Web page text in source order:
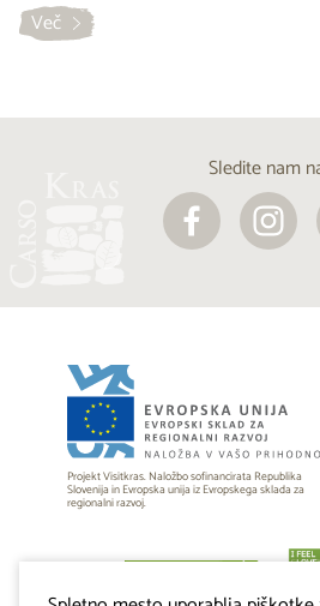
Več
Sledite nam
Projekt Visitkras. Naložbo sofinancirata Republika
Slovenija in Evropska unija iz Evropskega sklada za
regionalni razvoj.